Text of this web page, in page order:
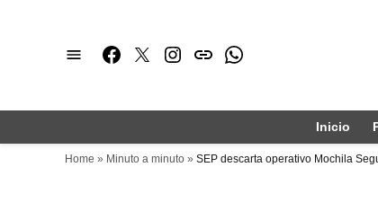
Facebook
TwitterInstagram
issuuWhatsapp
Inicio
Home » Minuto a minuto » SEP descarta operativo Mochila